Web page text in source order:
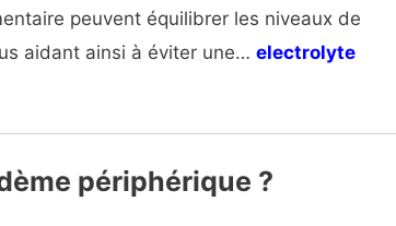
peuvent équilibrer les niveaux de
aidant ainsi à éviter une…electrolyte
périphérique ?